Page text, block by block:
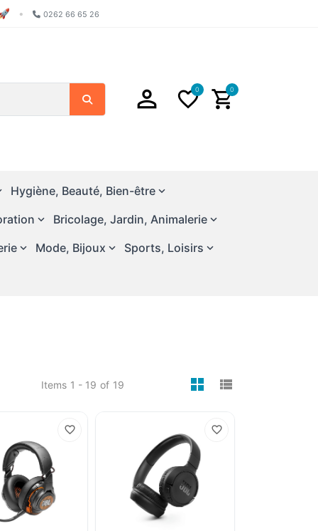
• 0262 66 65 26
Search
0 0
Hygiène, Beauté, Bien-être
Bricolage, Jardin, Animalerie
Mode, Bijoux
Sports, Loisirs
Items 1 - 19 of 19 viewmode